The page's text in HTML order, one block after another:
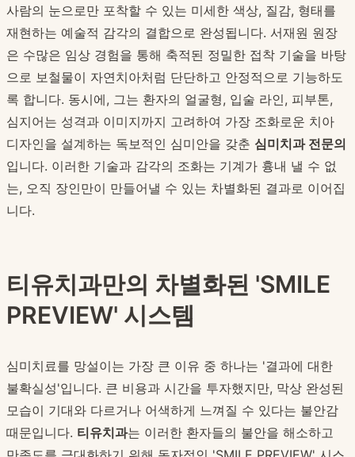
사람의 눈으로만 포착할 수 있는 미세한 색상, 질감, 형태를
재현하는 예술적 감각의 결합으로 완성됩니다. 서재원 원장
은 수많은 임상 경험을 통해 축적된 정밀한 접착 기술을 바탕
으로 보철물이 자연치아처럼 단단하고 안정적으로 기능하도
록 합니다. 동시에, 그는 환자의 얼굴형, 입술 라인, 피부톤,
심지어는 성격과 이미지까지 고려하여 가장 조화로운 치아
디자인을 설계하는 독보적인 심미안을 갖춘 심미치과 전문의
입니다. 이러한 기술과 감각의 조화는 기계가 흉내 낼 수 없
는, 오직 장인만이 만들어낼 수 있는 차별화된 결과로 이어집
니다.
티유치과만의 차별화된 'SMILE
PREVIEW' 시스템
심미치료를 망설이는 가장 큰 이유 중 하나는 '결과에 대한
불확실성'입니다. 큰 비용과 시간을 투자했지만, 막상 완성된
모습이 기대와 다르거나 어색하게 느껴질 수 있다는 불안감
때문입니다. 티유치과는 이러한 환자들의 불안을 해소하고